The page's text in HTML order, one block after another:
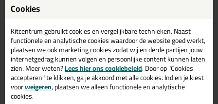
Omschrijving
PRO S Glasband ZA
Een beglazingsband (glasband) met gesloten celstructuur welke
te gebruiken is volgens de NPR 3577 beglazingsrichtlijn. Deze
lasband heeft een kleefzijde welke is voorzien van een sterke,
maar toch milieuvriendelijke lijmlaag. Bij PRO-S glasband zijn de
schijfjes los verpakt (54 schijfjes van elk 25mtr)
Cookies
Kitcentrum gebruikt cookies en vergelijkbare technieken. Naast
functionele en analytische cookies waardoor de website goed werkt,
plaatsen we ook marketing cookies zodat wij en derde partijen jouw
internetgedrag kunnen volgen en persoonlijke content kunnen laten
zien. Meer weten?Lees hier ons cookiebeleid. Door op "Cookies
accepteren" te klikken, ga je akkoord met alle cookies. Indien je kiest
voorweigeren, plaatsen we alleen functionele en analytische
cookies.